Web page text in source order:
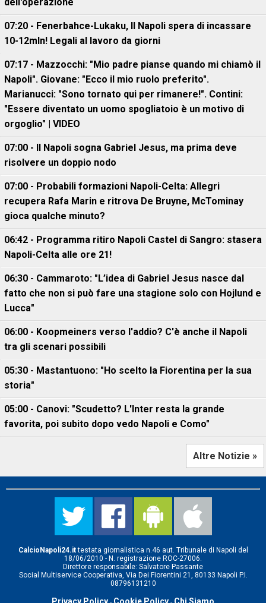
07:20 - Fenerbahce-Lukaku, ll Napoli spera di incassare
10-12mln! Legali al lavoro da giorni
07:17 - Mazzocchi: "Mio padre pianse quando mi chiamò il
Napoli". Giovane: "Ecco il mio ruolo preferito".
Marianucci: "Sono tornato qui per rimanere!". Contini:
"Essere diventato un uomo spogliatoio è un motivo di
orgoglio" | VIDEO
07:00 - Il Napoli sogna Gabriel Jesus, ma prima deve
risolvere un doppio nodo
07:00 - Probabili formazioni Napoli-Celta: Allegri
recupera Rafa Marin e ritrova De Bruyne, McTominay
gioca qualche minuto?
06:42 - Programma ritiro Napoli Castel di Sangro: stasera
Napoli-Celta alle ore 21!
06:30 - Cammaroto: "L’idea di Gabriel Jesus nasce dal
fatto che non si può fare una stagione solo con Hojlund e
Lucca"
06:00 - Koopmeiners verso l'addio? C'è anche il Napoli
tra gli scenari possibili
05:30 - Mastantuono: "Ho scelto la Fiorentina per la sua
storia"
05:00 - Canovi: "Scudetto? L'Inter resta la grande
favorita, poi subito dopo vedo Napoli e Como"
Altre Notizie »
CalcioNapoli24.ittestata giornalistica n.46 aut. Tribunale di Napoli del
18/06/2010 - N. registrazione ROC-27006.
Direttore responsabile: Salvatore Passante
Social Multiservice Cooperativa, Via Dei Fiorentini 21, 80133 Napoli P.I.
08796131210
Privacy Policy Cookie Policy Chi Siamo